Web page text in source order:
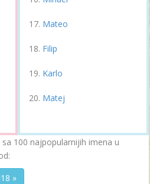
Mateo
Filip
Karlo
Matej
100 najpopularnijih imena u
»